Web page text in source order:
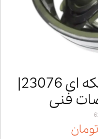
خرید رولبرینگ بشکه ای 23076|
فنی